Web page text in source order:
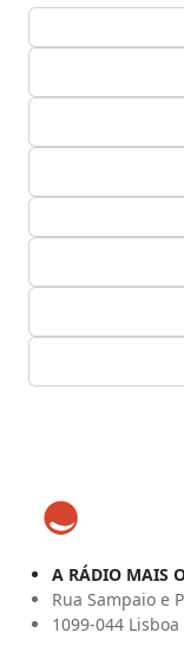
A RÁDIO MAIS
Rua Sampaio e
1099-044 Lisboa